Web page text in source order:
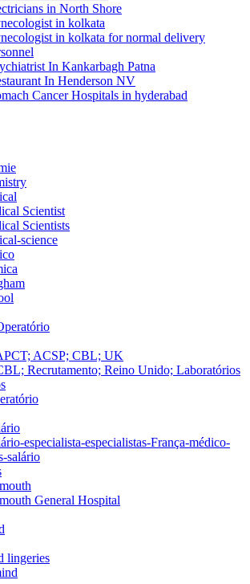
in North Shore
in kolkata
in kolkata for normal delivery
In Kankarbagh Patna
In Henderson NV
Cancer Hospitals in hyderabad
Scientist
Scientists
science
ACSP; CBL; UK
Recrutamento; Reino Unido; Laboratórios
especialista-especialistas-França-médico-
salário
General Hospital
lingeries